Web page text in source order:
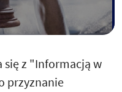
się z "Informacją w
przyznanie